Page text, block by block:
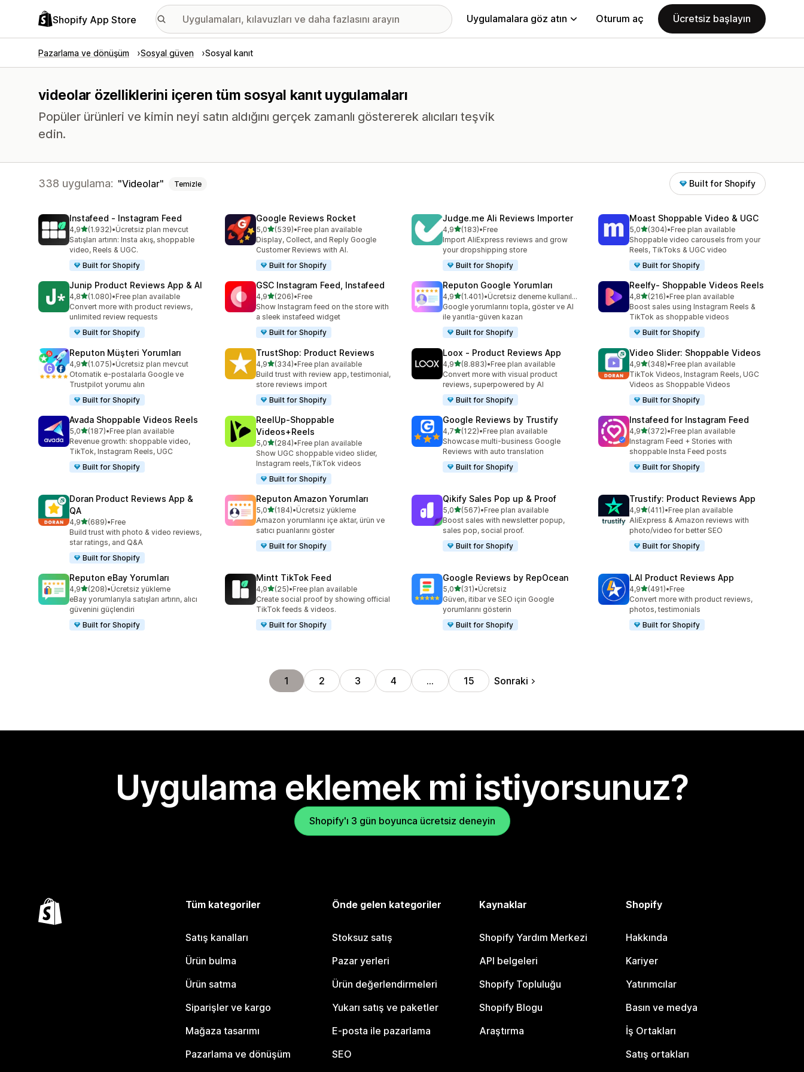
Shopify App Store Uygulamalara göz atın Oturum aç Ücretsiz başlayın
Pazarlama ve dönüşüm Sosyal güven Sosyal kanıt
videolar özelliklerini içeren tüm sosyal kanıt uygulamaları
Popüler ürünleri ve kimin neyi satın aldığını gerçek zamanlı göstererek alıcıları teşvik
edin.
338 uygulama: Videolar Temizle Built for Shopify
Instafeed ‑ Instagram Feed
4,95 yıldız üzerinden
(1.932)
toplam 1932 değerlendirme
•Ücretsiz plan mevcut
Satışları artırın: Insta akış, shoppable
video, Reels & UGC.
Built for Shopify
Google Reviews Rocket
5,05 yıldız üzerinden
(539)
toplam 539 değerlendirme
•Free plan available
Display, Collect, and Reply Google
Customer Reviews with AI.
Built for Shopify
Judge.me Ali Reviews Importer
4,95 yıldız üzerinden
(183)
toplam 183 değerlendirme
•Free
Import AliExpress reviews and grow
your dropshipping store
Built for Shopify
Moast Shoppable Video & UGC
5,05 yıldız üzerinden
(304)
toplam 304 değerlendirme
•Free plan available
Shoppable video carousels from your
Reels, TikToks & UGC video
Built for Shopify
Junip Product Reviews App & AI
4,85 yıldız üzerinden
(1.080)
toplam 1080 değerlendirme
•Free plan available
Convert more with product reviews,
unlimited review requests
Built for Shopify
GSC Instagram Feed, Instafeed
4,95 yıldız üzerinden
(206)
toplam 206 değerlendirme
•Free
Show Instagram feed on the store with
a sleek instafeed widget
Built for Shopify
Reputon Google Yorumları
4,95 yıldız üzerinden
(1.401)
toplam 1401 değerlendirme
•
Ücretsiz deneme kullanılabilir
Google yorumlarını topla, göster ve AI
ile yanıtla-güven kazan
Built for Shopify
Reelfy‑ Shoppable Videos Reels
4,85 yıldız üzerinden
(216)
toplam 216 değerlendirme
•Free plan available
Boost sales using Instagram Reels &
TikTok as shoppable videos
Built for Shopify
Reputon Müşteri Yorumları
4,95 yıldız üzerinden
(1.075)
toplam 1075 değerlendirme
•Ücretsiz plan mevcut
Otomatik e-postalarla Google ve
Trustpilot yorumu alın
Built for Shopify
TrustShop: Product Reviews
4,95 yıldız üzerinden
(334)
toplam 334 değerlendirme
•Free plan available
Build trust with review app, testimonial,
store reviews import
Built for Shopify
Loox ‑ Product Reviews App
4,95 yıldız üzerinden
(8.883)
toplam 8883 değerlendirme
•Free plan available
Convert more with visual product
reviews, superpowered by AI
Built for Shopify
Video Slider: Shoppable Videos
4,95 yıldız üzerinden
(348)
toplam 348 değerlendirme
•Free plan available
TikTok Videos, Instagram Reels, UGC
Videos as Shoppable Videos
Built for Shopify
Avada Shoppable Videos Reels
5,05 yıldız üzerinden
(187)
toplam 187 değerlendirme
•Free plan available
Revenue growth: shoppable video,
TikTok, Instagram Reels, UGC
Built for Shopify
ReelUp‑Shoppable
Videos+Reels
5,05 yıldız üzerinden
(284)
toplam 284 değerlendirme
•Free plan available
Show UGC shoppable video slider,
Instagram reels,TikTok videos
Built for Shopify
Google Reviews by Trustify
4,75 yıldız üzerinden
(122)
toplam 122 değerlendirme
•Free plan available
Showcase multi-business Google
Reviews with auto translation
Built for Shopify
Instafeed for Instagram Feed
4,95 yıldız üzerinden
(372)
toplam 372 değerlendirme
•Free plan available
Instagram Feed + Stories with
shoppable Insta Feed posts
Built for Shopify
Doran Product Reviews App &
QA
4,95 yıldız üzerinden
(689)
toplam 689 değerlendirme
•Free
Build trust with photo & video reviews,
star ratings, and Q&A
Built for Shopify
Reputon Amazon Yorumları
5,05 yıldız üzerinden
(184)
toplam 184 değerlendirme
•Ücretsiz yükleme
Amazon yorumlarını içe aktar, ürün ve
satıcı puanlarını göster
Built for Shopify
Qikify Sales Pop up & Proof
5,05 yıldız üzerinden
(567)
toplam 567 değerlendirme
•Free plan available
Boost sales with newsletter popup,
sales pop, social proof.
Built for Shopify
Trustify: Product Reviews App
4,95 yıldız üzerinden
(411)
toplam 411 değerlendirme
•Free plan available
AliExpress & Amazon reviews with
photo/video for better SEO
Built for Shopify
Reputon eBay Yorumları
4,95 yıldız üzerinden
(208)
toplam 208 değerlendirme
•Ücretsiz yükleme
eBay yorumlarıyla satışları artırın, alıcı
güvenini güçlendiri
Built for Shopify
Mintt TikTok Feed
4,95 yıldız üzerinden
(25)
toplam 25 değerlendirme
•Free plan available
Create social proof by showing official
TikTok feeds & videos.
Built for Shopify
Google Reviews by RepOcean
5,05 yıldız üzerinden
(31)
toplam 31 değerlendirme
•Ücretsiz
Güven, itibar ve SEO için Google
yorumlarını gösterin
Built for Shopify
LAI Product Reviews App
4,95 yıldız üzerinden
(491)
toplam 491 değerlendirme
•Free
Convert more with product reviews,
photos, testimonials
Built for Shopify
1 2 3 4 … 15 Sonraki
Uygulama eklemek mi istiyorsunuz?
Shopify'ı 3 gün boyunca ücretsiz deneyin
Tüm kategoriler
Satış kanalları
Ürün bulma
Ürün satma
Siparişler ve kargo
Mağaza tasarımı
Pazarlama ve dönüşüm
Önde gelen kategoriler
Stoksuz satış
Pazar yerleri
Ürün değerlendirmeleri
Yukarı satış ve paketler
E-posta ile pazarlama
SEO
Kaynaklar
Shopify Yardım Merkezi
API belgeleri
Shopify Topluluğu
Shopify Blogu
Araştırma
Shopify
Hakkında
Kariyer
Yatırımcılar
Basın ve medya
İş Ortakları
Satış ortakları